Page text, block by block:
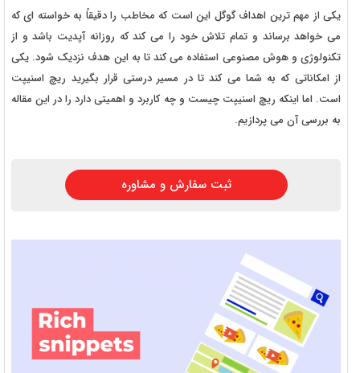
یکی از مهم ترین اهداف گوگل این است که مخاطب را دقیقاً به خواسته ای که
می خواهد برساند و تمام تلاش خود را می کند که روزانه آپدیت باشد و از
تکنولوژی و هوش مصنوعی استفاده می کند تا به این هدف نزدیک شود. یکی
از امکاناتی که به شما می کند تا در مسیر درستی قرار بگیرید ریچ اسنیپت
است. اما اینکه ریچ اسنیپت چیست و چه کاربرد و اهمیتی دارد را در این مقاله
به بررسی آن می پردازیم.
ثبت سفارش و مشاوره